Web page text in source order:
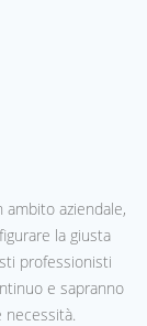
ambito aziendale,
la giusta
professionisti
e sapranno
necessità.